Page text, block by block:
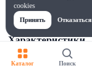
Характеристики
Ширина, мм
270
Каталог Поиск
cookies
Принять
Отказаться